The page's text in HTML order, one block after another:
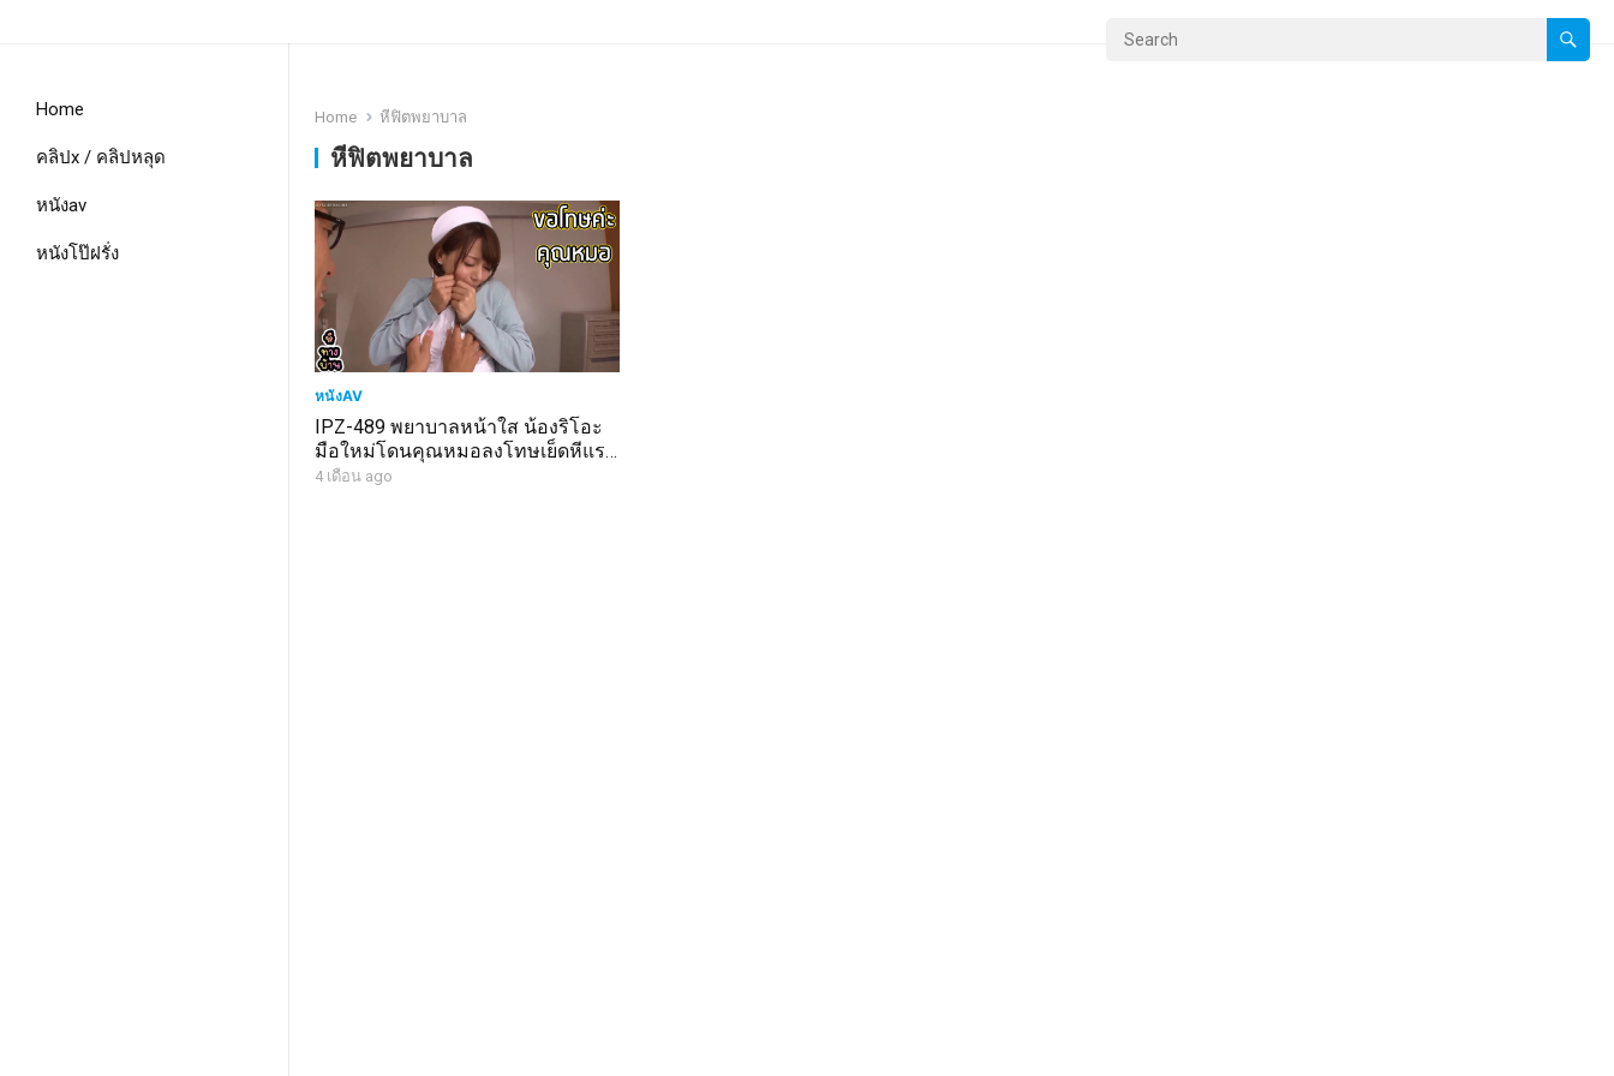
Home
คลิปx / คลิปหลุด
หนังav
หนังโป๊ฝรั่ง
Home หีฟิตพยาบาล
หีฟิตพยาบาล
หนังAV
IPZ-489 พยาบาลหน้าใส น้องริโอะ
มือใหม่โดนคุณหมอลงโทษเย็ดหีแรง
แล้วคนไข้จัดต่อกระแทกแตกใน
4 เดือน ago